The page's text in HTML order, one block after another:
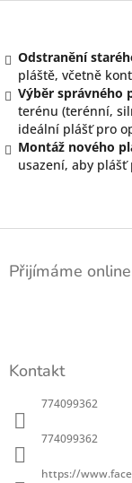
Odstranění
pláště, včetně
Výběr správného
terénu (terénní,
ideální plášť pro
Montáž nového
usazení, aby
Z
Přijímáme
Kontakt
774099362
774099362
https://